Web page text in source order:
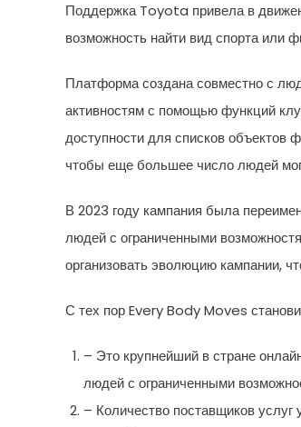
Поддержка Toyota привела в
возможность найти вид спорта или
Платформа создана совместно с
активностям с помощью функций
доступности для списков объектов
чтобы еще большее число людей
В 2023 году кампания была
людей с ограниченными
организовать эволюцию кампании,
С тех пор Every Body Moves
– Это крупнейший в стране
людей с ограниченными
– Количество поставщиков